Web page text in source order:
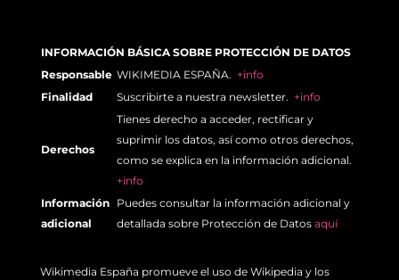
INFORMACIÓN BÁSICA SOBRE PROTECCIÓN DE DATOS
Responsable WIKIMEDIA ESPAÑA. +info
Finalidad
Suscribirte a nuestra newsletter. +info
Derechos
Tienes derecho a acceder, rectificar y
suprimir los datos, así como otros derechos,
como se explica en la información adicional.
+info
Información
adicional
Puedes consultar la información adicional y
detallada sobre Protección de Datos aquí
Wikimedia España promueve el uso de Wikipedia y los